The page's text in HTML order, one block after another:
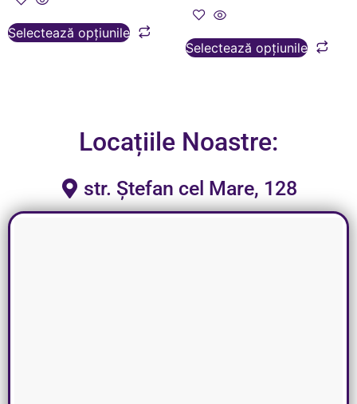
Selectează opțiunile
Selectează opțiunile
Locațiile Noastre:
str. Ștefan cel Mare, 128